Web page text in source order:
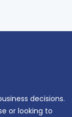
decisions.
or looking to